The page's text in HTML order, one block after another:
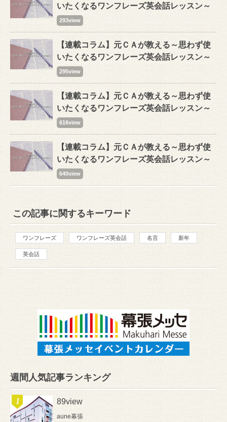
いたくなるワンフレーズ英会話レッスン～
293view
【連載コラム】元ＣＡが教える～思わず使
いたくなるワンフレーズ英会話レッスン～
295view
【連載コラム】元ＣＡが教える～思わず使
いたくなるワンフレーズ英会話レッスン～
616view
【連載コラム】元ＣＡが教える～思わず使
いたくなるワンフレーズ英会話レッスン～
640view
この記事に関するキーワード
ワンフレーズ ワンフレーズ英会話 名言 新年
英会話
週間人気記事ランキング
89view
aune幕張